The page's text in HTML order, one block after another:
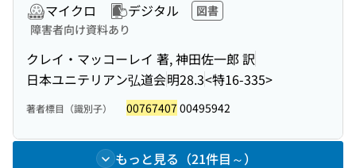
マイクロ デジタル
図書
障害者向け資料あり
クレイ・マッコーレイ 著, 神田佐一郎 訳
日本ユニテリアン弘道会明28.3<特16-335>
著者標目（識別子） 00767407 00495942
もっと見る（21件目～）